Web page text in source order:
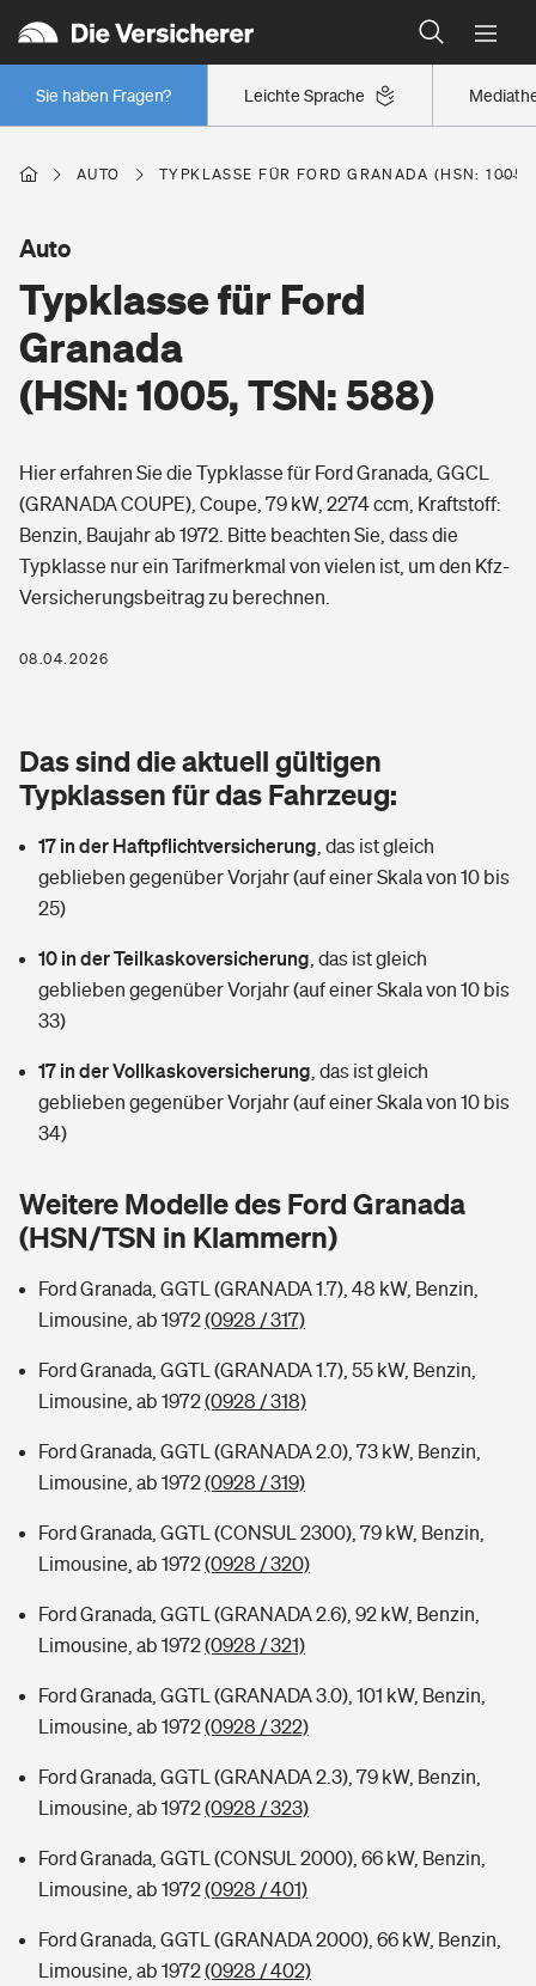
Leichte Sprache
Sie haben Fragen?
Wer versichert was: Jetzt Versicherer finden
Regionalklassen: So ist Ihre Region eingestuft
Wer versichert was: Jetzt Versicherer finden
Berufsunfähigkeitsversicherung
Arbeitsrechtsschutz
Berufshaftpflichtversicherung
Rentenrechner: Wie viel Geld bekomme ich im Alter?
Wer versichert was: Jetzt Versicherer finden
Sie haben Fragen?
Wohnen
Wohngebäudeversicherung
Hausratversicherung
Elementarversicherung
Photovoltaik
Wärmepumpen versichern
Vermieterrrechtsschutz
Mietkautionsversicherung
Restkreditversicherung
Zur Übersicht
Hochwasser-Check: Wie gefährdet ist Ihr Haus?
Wer versichert was: Jetzt Versicherer finden
Sie haben Fragen?
Pri­vate Haft­pflicht­
Rechts­schutz­ver­si­che­rung
Kinderunfall­ver­si­che­rung
Reiseversicherung
Handyversicherung
Private Cyberversicherung
Musikinstrumentenversicherung
Zur Übersicht
Typklassen: So ist Ihr Auto eingestuft
Sie haben Fragen?
Gesundheit
Private Krankenversicherung
Tierkrankenversicherung
Zur Übersicht
Wer versichert was: Jetzt Versicherer finden
Sie haben Fragen?
Rentenrechner: Wie viel Geld bekomme ich im Alter?
AUTO TYPKLASSE FÜR FORD GRANADA (HSN:
Typklasse für Ford
Granada
(HSN: 1005, TSN: 588)
Auto
Hier erfahren Sie die Typklasse für Ford Granada, GGCL
(GRANADA COUPE), Coupe, 79 kW, 2274 ccm, Kraftstoff:
Benzin, Baujahr ab 1972. Bitte beachten Sie, dass die
Typklasse nur ein Tarifmerkmal von vielen ist, um den Kfz-
Versicherungsbeitrag zu berechnen.
08.04.2026
Das sind die aktuell gültigen
Typklassen für das Fahrzeug:
17 in der Haftpflichtversicherung das ist gleich
geblieben gegenüber Vorjahr (auf einer Skala von 10 bis
25)
10 in der Teilkaskoversicherung das ist gleich
geblieben gegenüber Vorjahr (auf einer Skala von 10 bis
33)
17 in der Vollkaskoversicherung das ist gleich
geblieben gegenüber Vorjahr (auf einer Skala von 10 bis
34)
Weitere Modelle des Ford Granada
(HSN/TSN in Klammern)
Ford Granada, GGTL (GRANADA 1.7), 48 kW, Benzin,
Limousine, ab 1972(0928 / 317)
Ford Granada, GGTL (GRANADA 1.7), 55 kW, Benzin,
Limousine, ab 1972(0928 / 318)
Ford Granada, GGTL (GRANADA 2.0), 73 kW, Benzin,
Limousine, ab 1972(0928 / 319)
Ford Granada, GGTL (CONSUL 2300), 79 kW, Benzin,
Limousine, ab 1972(0928 / 320)
Ford Granada, GGTL (GRANADA 2.6), 92 kW, Benzin,
Limousine, ab 1972(0928 / 321)
Ford Granada, GGTL (GRANADA 3.0), 101 kW, Benzin,
Limousine, ab 1972(0928 / 322)
Ford Granada, GGTL (GRANADA 2.3), 79 kW, Benzin,
Limousine, ab 1972(0928 / 323)
Ford Granada, GGTL (CONSUL 2000), 66 kW, Benzin,
Limousine, ab 1972(0928 / 401)
Ford Granada, GGTL (GRANADA 2000), 66 kW, Benzin,
Limousine, ab 1972(0928 / 402)